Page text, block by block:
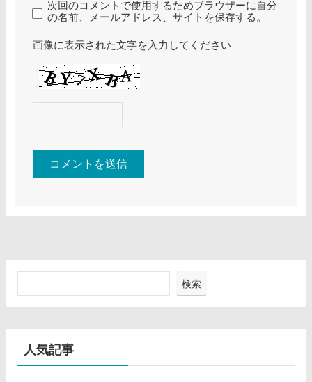
次回のコメントで使用するためブラウザーに自分
の名前、メールアドレス、サイトを保存する。
画像に表示された文字を入力してください
検索
人気記事